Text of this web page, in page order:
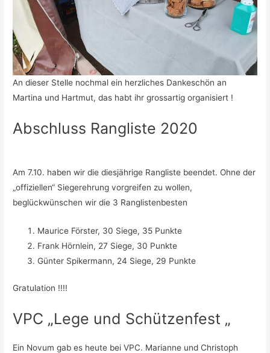
An dieser Stelle nochmal ein herzliches Dankeschön an
Martina und Hartmut, das habt ihr grossartig organisiert !
Abschluss Rangliste 2020
Am 7.10. haben wir die diesjährige Rangliste beendet. Ohne der
„offiziellen“ Siegerehrung vorgreifen zu wollen,
beglückwünschen wir die 3 Ranglistenbesten
Maurice Förster, 30 Siege, 35 Punkte
Frank Hörnlein, 27 Siege, 30 Punkte
Günter Spikermann, 24 Siege, 29 Punkte
Gratulation !!!!
VPC „Lege und Schützenfest „
Ein Novum gab es heute bei VPC. Marianne und Christoph